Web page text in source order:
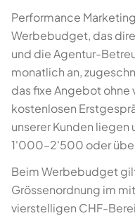
Performance
Werbebudget, das
und die Agentur-
monatlich an,
das fixe Angebot
kostenlosen
unserer Kunden liegen
1'000–2'500 oder
Beim Werbebudget
Grössenordnung im
vierstelligen CHF-